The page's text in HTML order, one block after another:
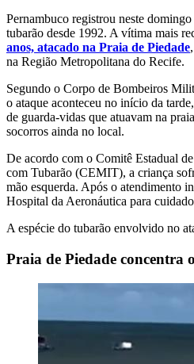
Pernambuco registrou neste
tubarão desde 1992. A vítima mais
anos, atacado na Praia de Piedade
na Região Metropolitana do Recife.
Segundo o Corpo de Bombeiros
o ataque aconteceu no início da
de guarda-vidas que atuavam na
socorros ainda no local.
De acordo com o Comitê Estadual
com Tubarão (CEMIT), a criança
mão esquerda. Após o atendimento
Hospital da Aeronáutica para
A espécie do tubarão envolvido no
Praia de Piedade concentra